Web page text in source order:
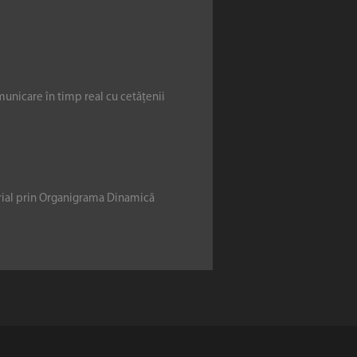
în timp real cu cetățenii
prin Organigrama Dinamică